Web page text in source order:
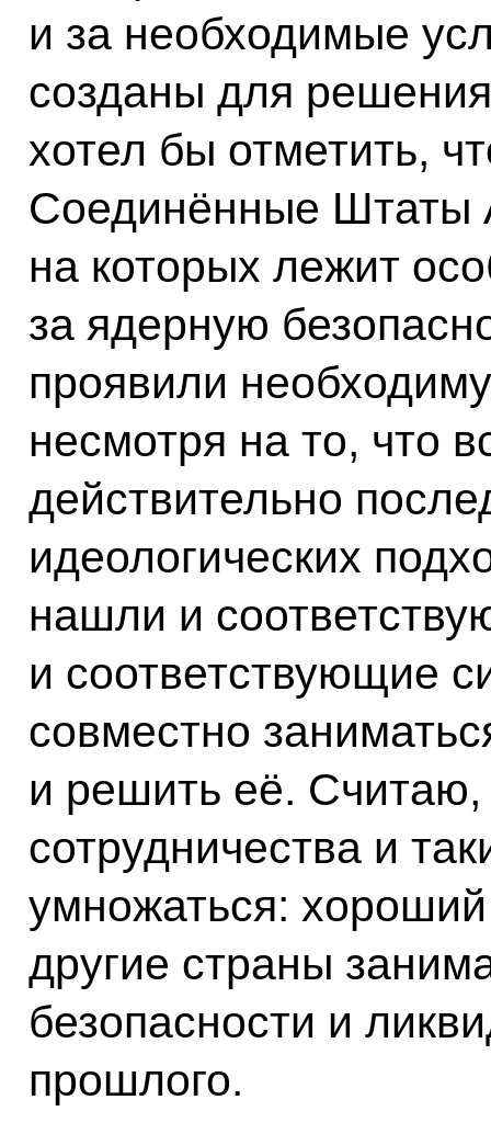
и за необходимые
созданы для
хотел бы отметить,
Соединённые Штаты
на которых лежит
за ядерную
проявили
несмотря на то, что
действительно
идеологических
нашли и
и соответствующие
совместно
и решить её.
сотрудничества и
умножаться:
другие страны
безопасности и
прошлого.